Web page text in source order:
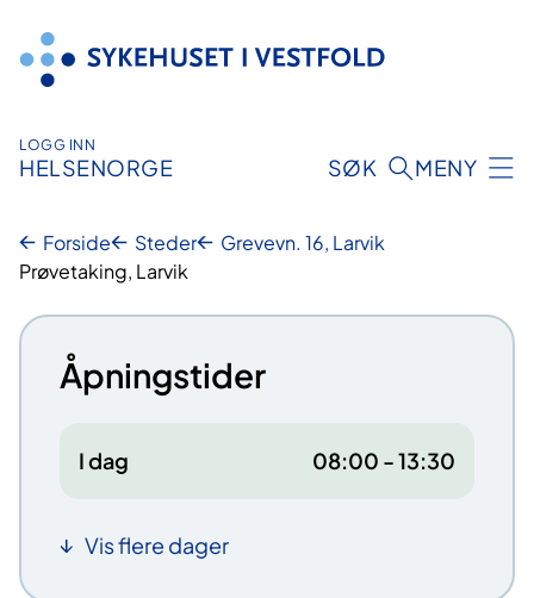
innhold
LOGG INN
HELSENORGE SØK MENY
Forside Steder
Grevevn. 16, Larvik
Prøvetaking, Larvik
Åpningstider
I dag 08:00 - 13:30
Vis flere dager